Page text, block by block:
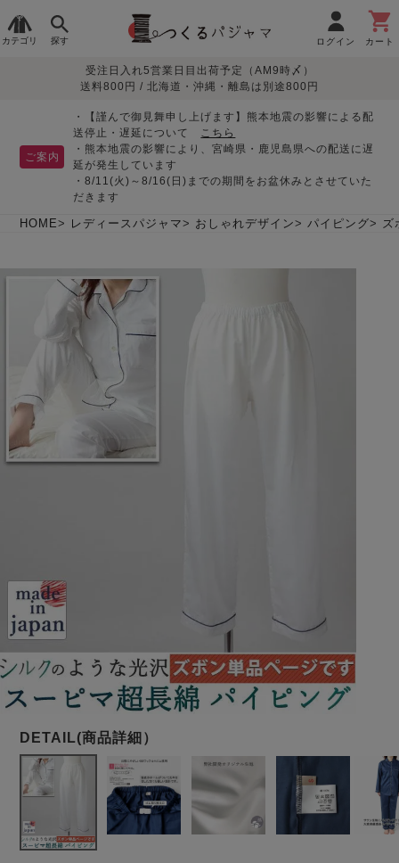
カテゴリ 探す ログイン カート
レディースパジャマ
春 夏 秋 冬
ガールズパジャマ
生地で
さがす
オーガニック素材
柄物
売れ筋ランキング
目的別で
さがす
敏感肌用
パジャマ
入院・介護
胸が目立たない
マタニティ
パジャマ
眠れる作務衣特集
体型別におすすめパジ
ャマ
年齢別におすすめパジ
インナーウェア
売れ筋ランキング
- Item Ranking -
目的別でさがす一覧はこちら
デザインで
さがす
ィース
パジャマ
前開き
作務衣
上着単品
すべてのメン
ズ
パジャマ
長袖 半袖 七分袖
前開き スリーパー
夏パジャマ特集 つくるパジャマとは
お支払い・送料・配送
について
受注日入れ5営業日目出荷予定（AM9時〆）
送料800円 / 北海道・沖縄・離島は別途800円
ご案内
・【謹んで御見舞申し上げます】熊本地震の影響による配
送停止・遅延について こちら
・熊本地震の影響により、宮崎県・鹿児島県への配送に遅
延が発生しています
・8/11(火)～8/16(日)までの期間をお盆休みとさせていた
だきます
HOME レディースパジャマ おしゃれデザイン パイピング ズ